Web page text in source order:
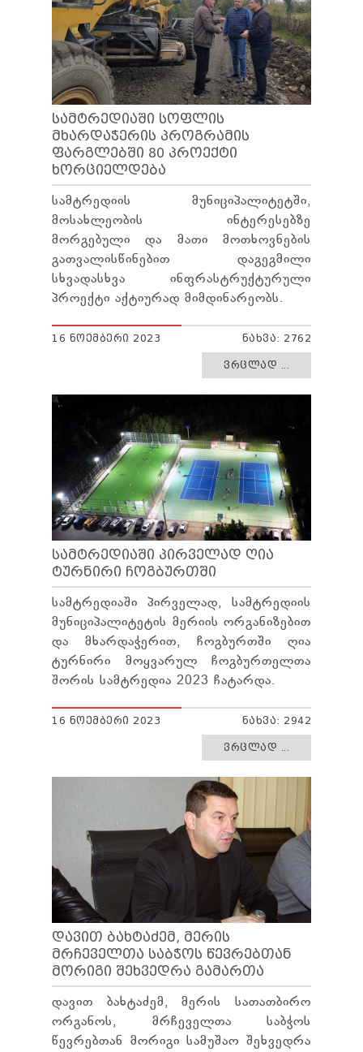
ᲢᲔᲜᲓᲔᲠᲔᲑᲘ
ᲞᲠᲔᲖᲘᲓᲔᲜᲢᲘᲡᲗᲕᲘᲡ ᲓᲐ
ᲞᲐᲠᲚᲐᲛᲔᲜᲢᲘᲡᲗᲕᲘᲡ ᲬᲐᲠᲡᲐᲓᲒᲔᲜᲘ ᲐᲜᲒᲐᲠᲘᲨᲘ
ᲡᲐᲯᲐᲠᲝ ᲘᲜᲤᲝᲠᲛᲐᲪᲘᲘᲡ ᲛᲝᲗᲮᲝᲕᲜᲐ
ᲞᲔᲠᲡᲝᲜᲐᲚᲣᲠ ᲛᲝᲜᲐᲪᲔᲛᲗᲐ ᲓᲐᲪᲕᲘᲡ
ᲡᲐᲛᲐᲠᲗᲚᲔᲑᲠᲘᲕᲘ ᲒᲐᲓᲐᲬᲧᲕᲔᲢᲘᲚᲔᲑᲔᲑᲘ
ᲒᲐᲡᲐᲩᲘᲕᲠᲔᲑᲘᲡ ᲬᲔᲡᲔᲑᲘ
ᲡᲐᲛᲢᲠᲔᲓᲘᲐᲨᲘ ᲡᲝᲤᲚᲘᲡ
ᲛᲮᲐᲠᲓᲐᲭᲔᲠᲘᲡ ᲞᲠᲝᲒᲠᲐᲛᲘᲡ
ᲤᲐᲠᲒᲚᲔᲑᲨᲘ 80 ᲞᲠᲝᲔᲥᲢᲘ
ᲮᲝᲠᲪᲘᲔᲚᲓᲔᲑᲐ
სამტრედიის მუნიციპალიტეტში,
მოსახლეობის ინტერესებზე
მორგებული და მათი მოთხოვნების
გათვალისწინებით დაგეგმილი
სხვადასხვა ინფრასტრუქტურული
პროექტი აქტიურად მიმდინარეობს.
16 ᲜᲝᲔᲛᲑᲔᲠᲘ 2023 ᲜᲐᲮᲕᲐ: 2762
ᲕᲠᲪᲚᲐᲓ ...
ᲡᲐᲛᲢᲠᲔᲓᲘᲐᲨᲘ ᲞᲘᲠᲕᲔᲚᲐᲓ ᲦᲘᲐ
ᲢᲣᲠᲜᲘᲠᲘ ᲩᲝᲒᲑᲣᲠᲗᲨᲘ
სამტრედიაში პირველად, სამტრედიის
მუნიციპალიტეტის მერიის ორგანიზებით
და მხარდაჭერით, ჩოგბურთში ღია
ტურნირი მოყვარულ ჩოგბურთელთა
შორის სამტრედია 2023 ჩატარდა.
16 ᲜᲝᲔᲛᲑᲔᲠᲘ 2023 ᲜᲐᲮᲕᲐ: 2942
ᲕᲠᲪᲚᲐᲓ ...
ᲓᲐᲕᲘᲗ ᲑᲐᲮᲢᲐᲫᲔᲛ, ᲛᲔᲠᲘᲡ
ᲛᲠᲩᲔᲕᲔᲚᲗᲐ ᲡᲐᲑᲭᲝᲡ ᲬᲔᲕᲠᲔᲑᲗᲐᲜ
ᲛᲝᲠᲘᲒᲘ ᲨᲔᲮᲕᲔᲓᲠᲐ ᲒᲐᲛᲐᲠᲗᲐ
დავით ბახტაძემ, მერის სათათბირო
ორგანოს, მრჩეველთა საბჭოს
წევრებთან მორიგი სამუშაო შეხვედრა